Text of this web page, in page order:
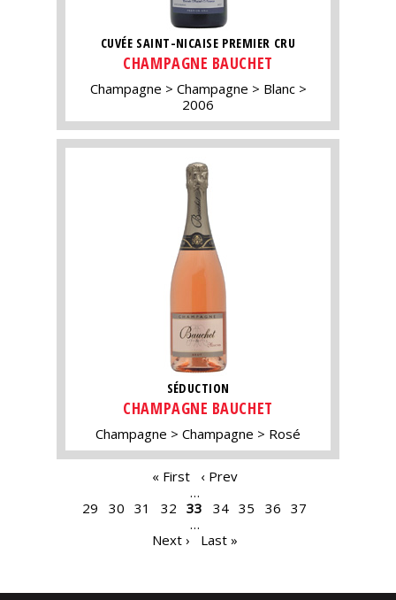
CUVÉE SAINT-NICAISE PREMIER CRU
CHAMPAGNE BAUCHET
Champagne Champagne
Blanc
2006
SÉDUCTION
CHAMPAGNE BAUCHET
Champagne Champagne Rosé
« First
‹ Prev
…
29
30 31 32 33 34 35 36
37
…
Next ›
Last »